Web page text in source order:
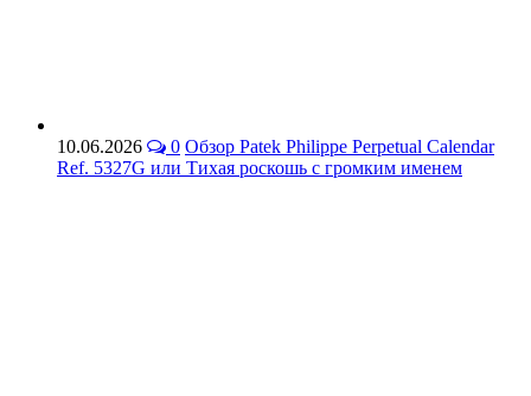
10.06.2026 0 Обзор Patek Philippe Perpetual Calendar
Ref. 5327G или Тихая роскошь с громким именем